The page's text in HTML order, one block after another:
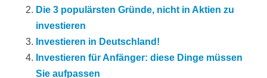
Die 3 populärsten Gründe, nicht in Aktien zu
investieren
Investieren in Deutschland!
Investieren für Anfänger: diese Dinge müssen
Sie aufpassen